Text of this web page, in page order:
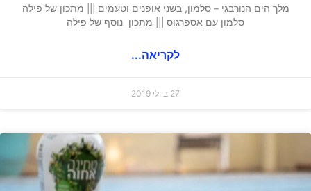
מלך הים הנורבגי – סלמון, בשני אופנים וטעמים ||| מתכון של פילה
סלמון עם אספרגוס ||| מתכון נוסף של פילה
לקריאה...
27 ביולי 2019